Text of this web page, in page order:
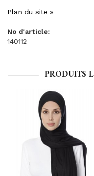
Plan du site »
No d'article:
140112
PRODUITS